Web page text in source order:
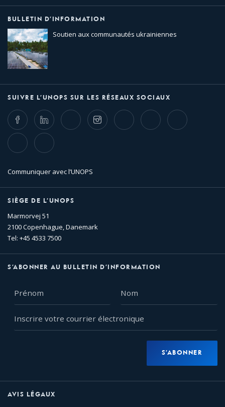
BULLETIN D’INFORMATION
Soutien aux communautés ukrainiennes
SUIVRE L’UNOPS SUR LES RÉSEAUX SOCIAUX
FacebookLinkedIn Twitter InstagramWhatsappBluesky Threads
TikTok Flickr
Communiquer avec l’UNOPS
SIÈGE DE L’UNOPS
Marmorvej 51
2100 Copenhague, Danemark
Tel: +45 4533 7500
S’ABONNER AU BULLETIN D’INFORMATION
votre
S’ABONNER
AVIS LÉGAUX